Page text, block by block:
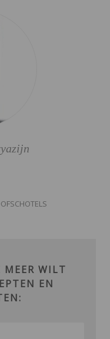
MEER WILT
EN